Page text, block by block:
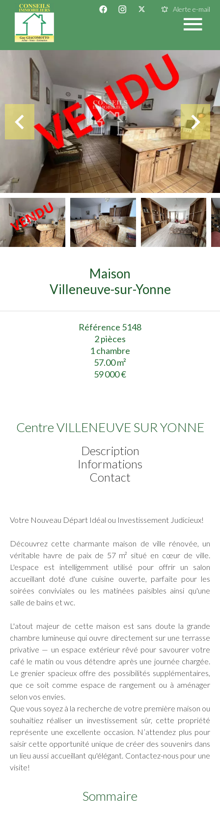
Alerte e-mail
Maison
Villeneuve-sur-Yonne
Référence 5148
2 pièces
1 chambre
57.00m²
59 000 €
Centre VILLENEUVE SUR YONNE
Description
Informations
Contact
Votre Nouveau Départ Idéal ou Investissement Judicieux!
Découvrez cette charmante maison de ville rénovée, un
véritable havre de paix de 57 m² situé en cœur de ville.
L'espace est intelligemment utilisé pour offrir un salon
accueillant doté d'une cuisine ouverte, parfaite pour les
soirées conviviales ou les matinées paisibles ainsi qu'une
salle de bains et wc.
L'atout majeur de cette maison est sans doute la grande
chambre lumineuse qui ouvre directement sur une terrasse
privative — un espace extérieur rêvé pour savourer votre
café le matin ou vous détendre après une journée chargée.
Le grenier spacieux offre des possibilités supplémentaires,
que ce soit comme espace de rangement ou à aménager
selon vos envies.
Que vous soyez à la recherche de votre première maison ou
souhaitiez réaliser un investissement sûr, cette propriété
représente une excellente occasion. N’attendez plus pour
saisir cette opportunité unique de créer des souvenirs dans
un lieu aussi accueillant qu'élégant. Contactez-nous pour une
visite!
Sommaire